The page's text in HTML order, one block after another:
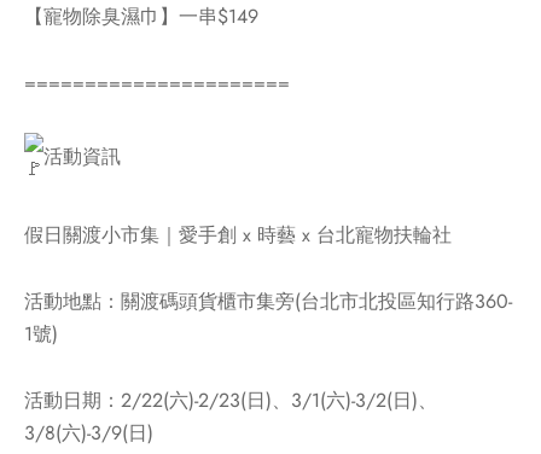
【寵物除臭濕巾】一串$149
======================
活動資訊
假日關渡小市集｜愛手創 x 時藝 x 台北寵物扶輪社
活動地點：關渡碼頭貨櫃市集旁(台北市北投區知行路360-
1號)
活動日期：2/22(六)-2/23(日)、3/1(六)-3/2(日)、
3/8(六)-3/9(日)